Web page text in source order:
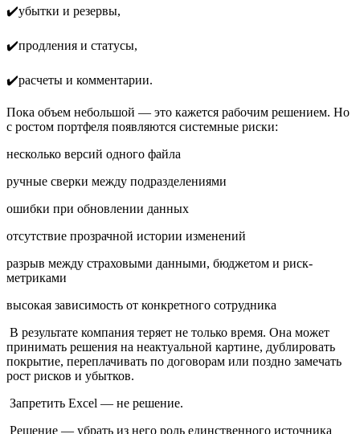
✔️убытки и резервы,
✔️продления и статусы,
✔️расчеты и комментарии.
Пока объем небольшой — это кажется рабочим решением. Но
с ростом портфеля появляются системные риски:
несколько версий одного файла
ручные сверки между подразделениями
ошибки при обновлении данных
отсутствие прозрачной истории изменений
разрыв между страховыми данными, бюджетом и риск-
метриками
высокая зависимость от конкретного сотрудника
В результате компания теряет не только время. Она может
принимать решения на неактуальной картине, дублировать
покрытие, переплачивать по договорам или поздно замечать
рост рисков и убытков.
Запретить Excel — не решение.
Решение — убрать из него роль единственного источника